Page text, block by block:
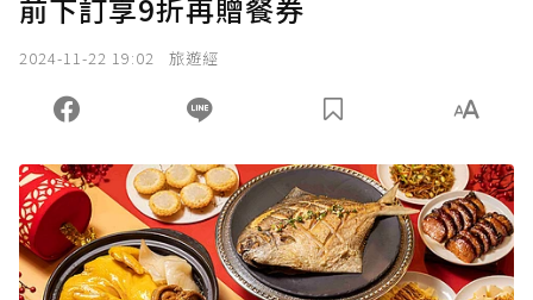
前下訂享9折再贈餐券
2024-11-22 19:02 旅遊經